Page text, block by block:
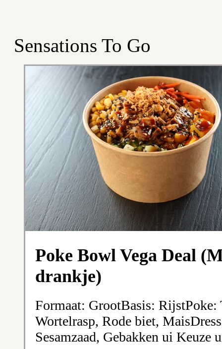
Sensations To Go
Poke Bowl Vega Deal
drankje)
Formaat: GrootBasis:
Wortelrasp, Rode biet,
Sesamzaad, Gebakken ui Keuze